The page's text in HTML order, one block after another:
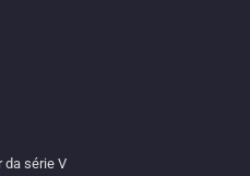
da série V